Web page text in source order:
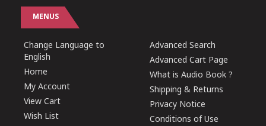
MENUS
Change Language to
English
Home
My Account
View Cart
Wish List
Advanced Search
Advanced Cart Page
What is Audio Book ?
Shipping & Returns
Privacy Notice
Conditions of Use